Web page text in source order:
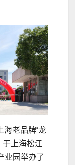
海老品牌“龙
于上海松江
业园举办了